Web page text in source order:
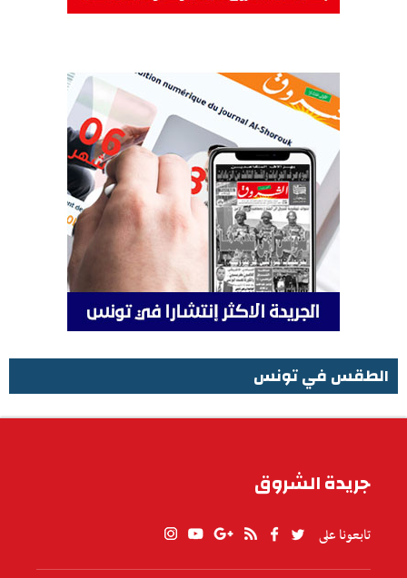
الطقس في تونس
جريدة الشروق
تابعونا على